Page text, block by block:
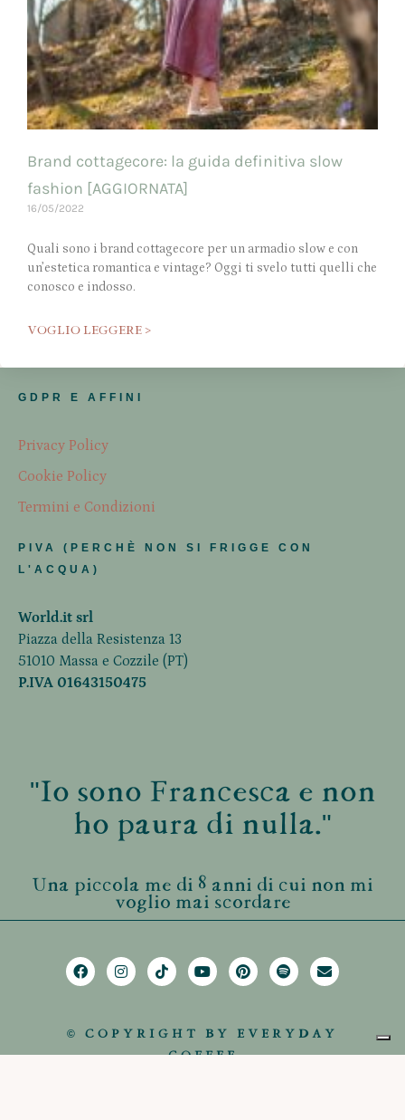
Brand cottagecore: la guida definitiva slow
fashion [AGGIORNATA]
16/05/2022
Quali sono i brand cottagecore per un armadio slow e con
un’estetica romantica e vintage? Oggi ti svelo tutti quelli che
conosco e indosso.
VOGLIO LEGGERE >
GDPR E AFFINI
Privacy Policy
Cookie Policy
Termini e Condizioni
PIVA (PERCHÈ NON SI FRIGGE CON
L'ACQUA)
World.it srl
Piazza della Resistenza 13
51010 Massa e Cozzile (PT)
P.IVA 01643150475
"Io sono Francesca e non
ho paura di nulla."
Una piccola me di 8 anni di cui non mi
voglio mai scordare
© COPYRIGHT BY EVERYDAY
COFFEE